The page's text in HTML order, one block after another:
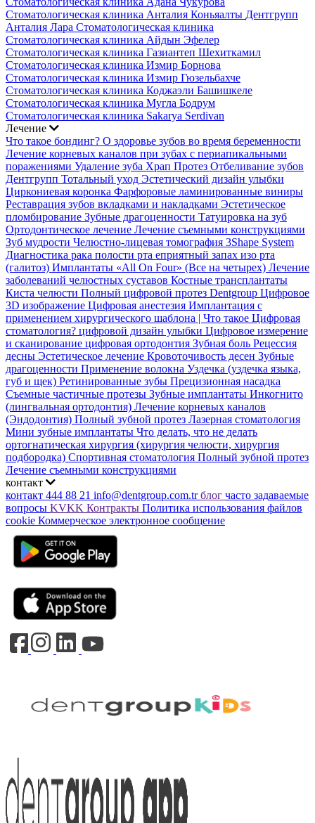
Стоматологическая клиника Анталия Коньяалты Дентгрупп
Анталия Лара Стоматологическая клиника
Стоматологическая клиника Айдын Эфелер
Стоматологическая клиника Газиантеп Шехиткамил
Стоматологическая клиника Измир Борнова
Стоматологическая клиника Измир Гюзельбахче
Стоматологическая клиника Коджаэли Башишкеле
Стоматологическая клиника Мугла Бодрум
Стоматологическая клиника Sakarya Serdivan
Лечение
Что такое бондинг? О здоровье зубов во время беременности
Лечение корневых каналов при зубах с периапикальными
поражениями Удаление зуба Храп Протез Отбеливание зубов
Дентгрупп Тотальный уход Эстетический дизайн улыбки
Циркониевая коронка Фарфоровые ламинированные виниры
Реставрация зубов вкладками и накладками Эстетическое
пломбирование Зубные драгоценности Татуировка на зуб
Ортодонтическое лечение Лечение съемными конструкциями
Зуб мудрости Челюстно-лицевая томография 3Shape System
Диагностика рака полости рта еприятный запах изо рта
(галитоз) Имплантаты «All On Four» (Все на четырех) Лечение
заболеваний челюстных суставов Костные трансплантаты
Киста челюсти Полный цифровой протез Dentgroup Цифровое
3D изображение Цифровая анестезия Имплантация с
применением хирургического шаблона | Что такое Цифровая
стоматология? цифровой дизайн улыбки Цифровое измерение
и сканирование цифровая ортодонтия Зубная боль Рецессия
десны Эстетическое лечение Кровоточивость десен Зубные
драгоценности Применение волокна Уздечка (уздечка языка,
губ и щек) Ретинированные зубы Прецизионная насадка
Съемные частичные протезы Зубные имплантаты Инкогнито
(лингвальная ортодонтия) Лечение корневых каналов
(Эндодонтия) Полный зубной протез Лазерная стоматология
Мини зубные имплантаты Что делать, что не делать
ортогнатическая хирургия (хирургия челюсти, хирургия
подбородка) Спортивная стоматология Полный зубной протез
Лечение съемными конструкциями
контакт
контакт 444 88 21 info@dentgroup.com.tr блог часто задаваемые
вопросы KVKK Контракты Политика использования файлов
cookie Коммерческое электронное сообщение